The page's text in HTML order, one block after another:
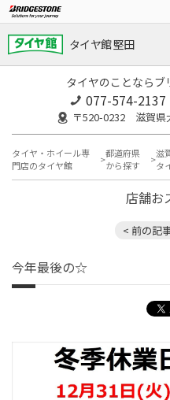
タイヤ館 堅田
タイヤのことなら
077-574-2137
〒520-0232 滋賀県
タイヤ・ホイール専
門店のタイヤ館
都道府県
から探す
滋
タ
店舗お
< 前の記
今年最後の☆